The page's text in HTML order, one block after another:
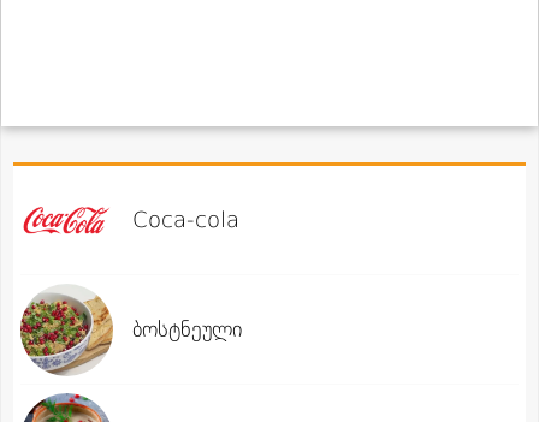
Coca-cola
ბოსტნეული